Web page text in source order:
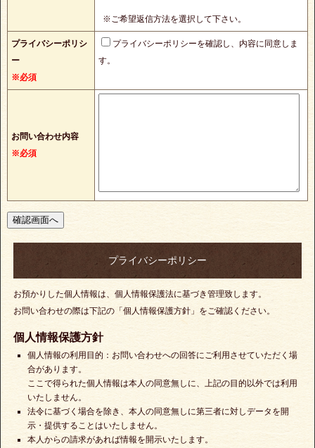
※ご希望返信方法を選択して下さい。
プライバシーポリシ
ー
※必須
プライバシーポリシーを確認し、内容に同意しま
す。
お問い合わせ内容
※必須
プライバシーポリシー
お預かりした個人情報は、個人情報保護法に基づき管理致します。
お問い合わせの際は下記の「個人情報保護方針」をご確認ください。
個人情報保護方針
個人情報の利用目的：お問い合わせへの回答にご利用させていただく場
合があります。
ここで得られた個人情報は本人の同意無しに、上記の目的以外では利用
いたしません。
法令に基づく場合を除き、本人の同意無しに第三者に対しデータを開
示・提供することはいたしません。
本人からの請求があれば情報を開示いたします。